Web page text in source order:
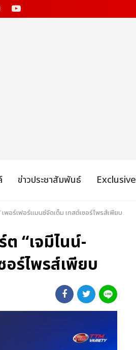
ข่าวประชาสัมพันธ์ Exclusive
พอร์เฟอร์แมนซ์จัดเต็ม เกสต์เซอร์ไพรส์เพียบ
“เจมีไนน์-
อร์ไพรส์เพียบ